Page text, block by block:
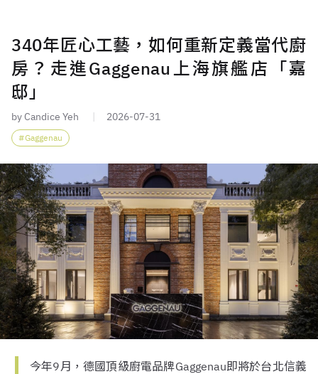
340年匠心工藝，如何重新定義當代廚
房？走進Gaggenau上海旗艦店「嘉
邸」
by Candice Yeh 2026-07-31
Gaggenau
今年9月，德國頂級廚電品牌Gaggenau即將於台北信義